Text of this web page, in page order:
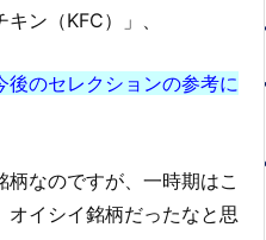
ン（KFC）」、
後のセレクションの参考に
なのですが、一時期はこ
イシイ銘柄だったなと思